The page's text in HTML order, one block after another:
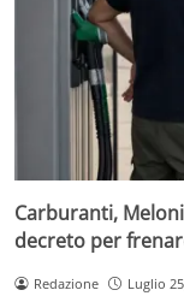
Carburanti,
decreto per
Redazione Luglio